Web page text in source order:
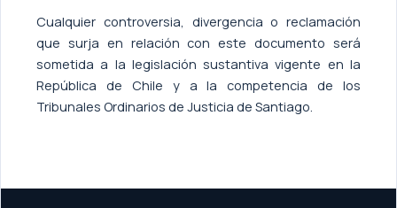
Cualquier controversia, divergencia o reclamación
que surja en relación con este documento será
sometida a la legislación sustantiva vigente en la
República de Chile y a la competencia de los
Tribunales Ordinarios de Justicia de Santiago.